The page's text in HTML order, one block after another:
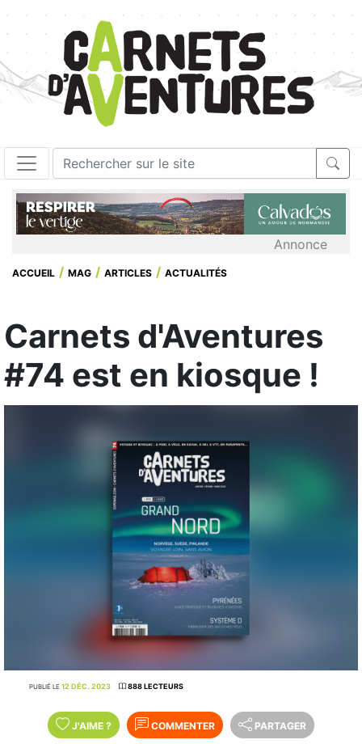
Annonce
ACCUEIL MAG ARTICLES ACTUALITÉS
Carnets d'Aventures
#74 est en kiosque !
PUBLIÉ LE 12 DÉC. 2023 888 LECTEURS
J'AIME ? COMMENTER PARTAGER